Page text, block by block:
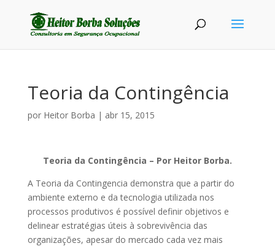
Teoria da Contingência
por Heitor Borba | abr 15, 2015
Teoria da Contingência – Por Heitor Borba.
A Teoria da Contingencia demonstra que a partir do
ambiente externo e da tecnologia utilizada nos
processos produtivos é possível definir objetivos e
delinear estratégias úteis à sobrevivência das
organizações, apesar do mercado cada vez mais